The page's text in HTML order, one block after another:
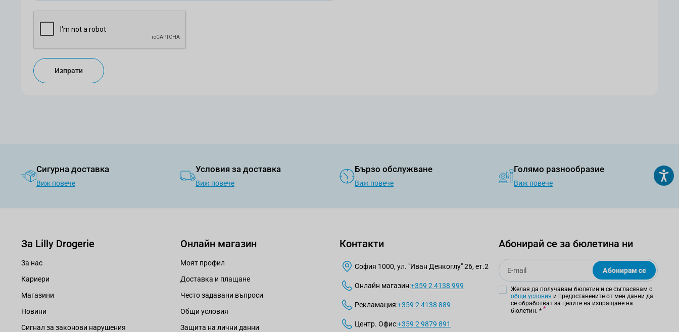
Изпрати
Сигурна доставка
Виж повече
Условия за доставка
Виж повече
Бързо обслужване
Виж повече
Голямо разнообразие
Виж повече
За Lilly Drogerie
За нас
Кариери
Магазини
Новини
Сигнал за законови нарушения
Онлайн магазин
Моят профил
Доставка и плащане
Често задавани въпроси
Общи условия
Защита на лични данни
Контакти
София 1000, ул. "Иван Денкоглу" 26, ет.2
Онлайн магазин:+359 2 4138 999
Рекламация:+359 2 4138 889
Центр. Офис:+359 2 9879 891
Абонирай се за бюлетина ни
Email
Абонирам се
Желая да получавам бюлетин и се съгласявам с
общи условия и предоставените от мен данни да
се обработват за целите на изпращане на
бюлетин. *